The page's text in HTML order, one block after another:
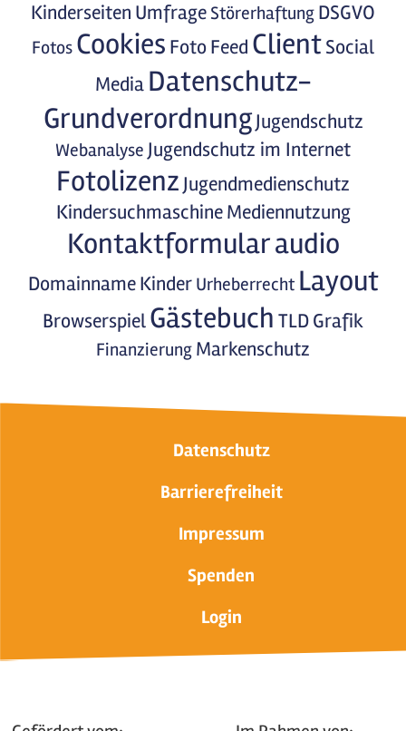
Kinderseiten Umfrage Störerhaftung DSGVO
Fotos Cookies FotoFeed ClientSocial
Media Datenschutz-
Grundverordnung Jugendschutz
Webanalyse Jugendschutz im Internet
Fotolizenz Jugendmedienschutz
Kindersuchmaschine Mediennutzung
Kontaktformularaudio
Domainname Kinder Urheberrecht Layout
BrowserspielGästebuch TLDGrafik
Finanzierung Markenschutz
Datenschutz
Barrierefreiheit
Impressum
Spenden
Login